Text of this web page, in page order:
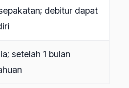
debitur dapat
setelah 1 bulan